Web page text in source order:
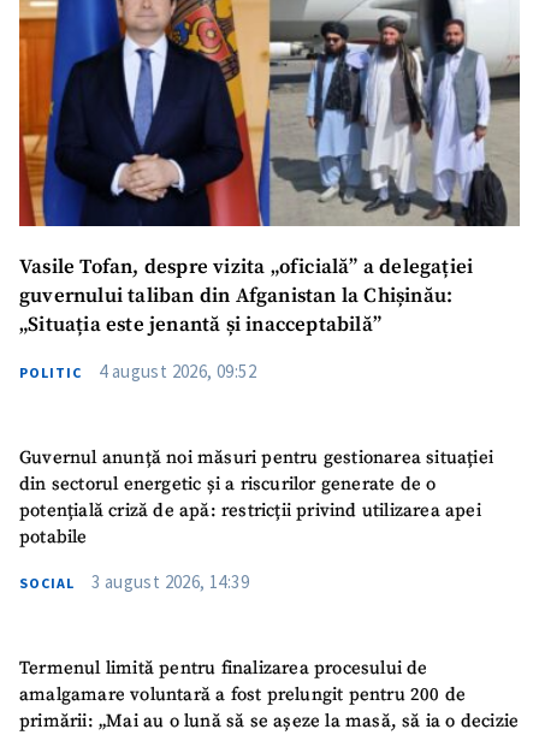
Vasile Tofan, despre vizita „oficială” a delegației
guvernului taliban din Afganistan la Chișinău:
„Situația este jenantă și inacceptabilă”
POLITIC 4 august 2026, 09:52
Guvernul anunță noi măsuri pentru gestionarea situației
din sectorul energetic și a riscurilor generate de o
potențială criză de apă: restricții privind utilizarea apei
potabile
SOCIAL 3 august 2026, 14:39
Termenul limită pentru finalizarea procesului de
amalgamare voluntară a fost prelungit pentru 200 de
primării: „Mai au o lună să se așeze la masă, să ia o decizie